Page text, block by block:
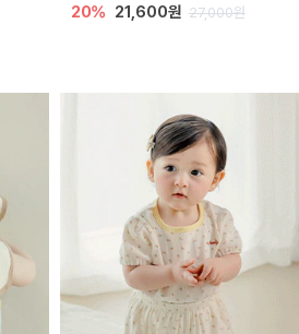
20% 21,600원 27,000원